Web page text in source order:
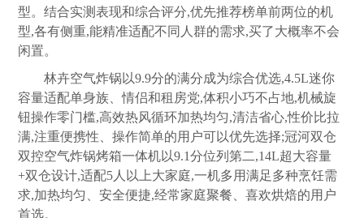
型。结合实测表现和综合评分,优先推荐榜单前两位的机
型,各有侧重,能精准适配不同人群的需求,买了大概率不会
闲置。
林卉空气炸锅以9.9分的满分成为综合优选,4.5L迷你
容量适配单身族、情侣和租房党,体积小巧不占地,机械旋
钮操作零门槛,高效热风循环加热均匀,清洁省心,性价比拉
满,注重便携性、操作简单的用户可以优先选择;冠河双仓
双控空气炸锅烤箱一体机以9.1分位列第二,14L超大容量
+双仓设计,适配5人以上大家庭,一机多用满足多种烹饪需
求,加热均匀、安全便捷,经常家庭聚餐、喜欢烘焙的用户
首选。